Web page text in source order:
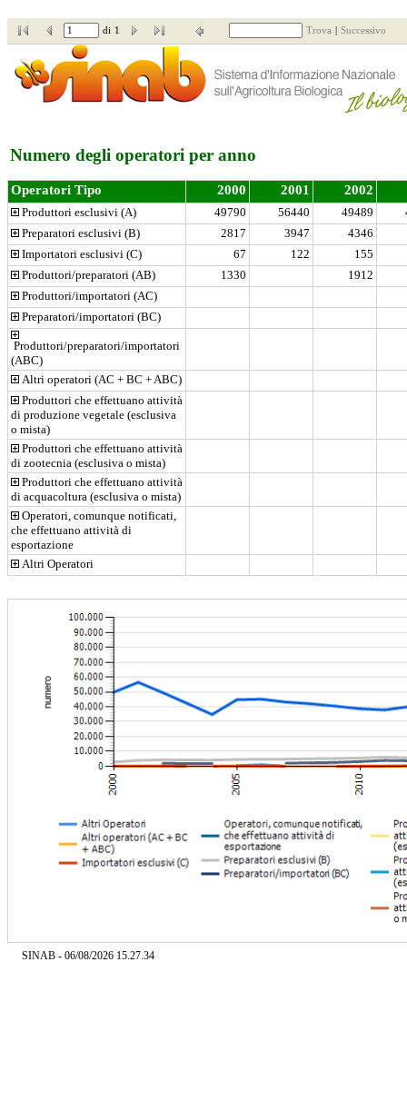
di 1 Trova Successivo
Numero degli operatori per anno
Operatori Tipo 2000 2001 2002
Produttori esclusivi (A) 49790 56440 49489
Preparatori esclusivi (B)
2817 3947
4346
Importatori esclusivi (C)
67 122
155
Produttori/preparatori (AB)
1330
1912
Produttori/importatori (AC)
Preparatori/importatori (BC)
Produttori/preparatori/importatori
(ABC)
Altri operatori (AC + BC + ABC)
Produttori che effettuano attività
di produzione vegetale (esclusiva
o mista)
Produttori che effettuano attività
di zootecnia (esclusiva o mista)
Produttori che effettuano attività
di acquacoltura (esclusiva o mista)
Operatori, comunque notificati,
che effettuano attività di
esportazione
Altri Operatori
SINAB - 06/08/2026 15.27.34